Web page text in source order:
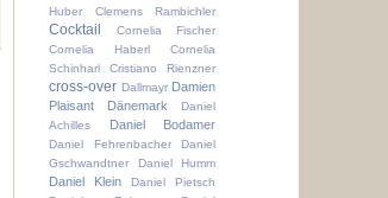
Huber
Clemens Rambichler
Cocktail
Cornelia Fischer
Cornelia Haberl
Cornelia
Schinharl
Cristiano Rienzner
cross-over Dallmayr Damien
Plaisant
Dänemark
Daniel
Achilles
Daniel Bodamer
Daniel Fehrenbacher
Daniel
Gschwandtner
Daniel Humm
Daniel Klein
Daniel Pietsch